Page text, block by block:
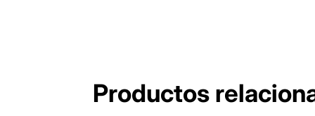
Productos